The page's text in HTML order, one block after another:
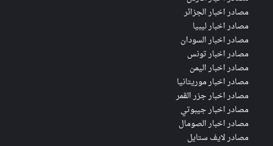
مصادر اخبار الجزائر
مصادر اخبار ليبيا
مصادر اخبار السودان
مصادر اخبار تونس
مصادر اخبار اليمن
مصادر اخبار موريتانيا
مصادر اخبار جزر القمر
مصادر اخبار جيبوتي
مصادر اخبار الصومال
مصادر لايف ستايل